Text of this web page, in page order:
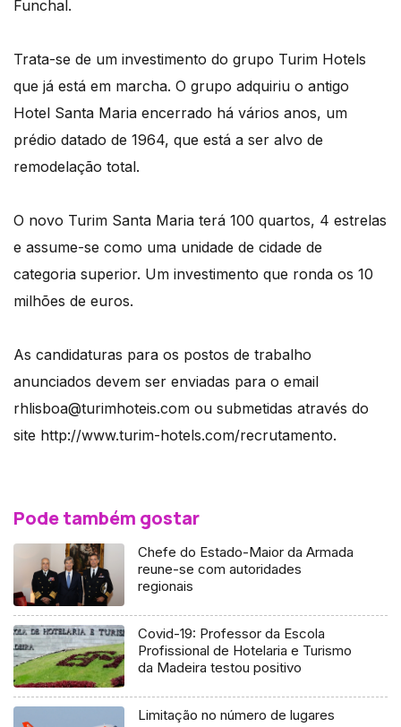
Funchal.
Trata-se de um investimento do grupo Turim Hotels
que já está em marcha. O grupo adquiriu o antigo
Hotel Santa Maria encerrado há vários anos, um
prédio datado de 1964, que está a ser alvo de
remodelação total.
O novo Turim Santa Maria terá 100 quartos, 4 estrelas
e assume-se como uma unidade de cidade de
categoria superior. Um investimento que ronda os 10
milhões de euros.
As candidaturas para os postos de trabalho
anunciados devem ser enviadas para o email
rhlisboa@turimhoteis.com ou submetidas através do
site http://www.turim-hotels.com/recrutamento.
Pode também gostar
Chefe do Estado-Maior da Armada
reune-se com autoridades
regionais
Covid-19: Professor da Escola
Profissional de Hotelaria e Turismo
da Madeira testou positivo
Limitação no número de lugares